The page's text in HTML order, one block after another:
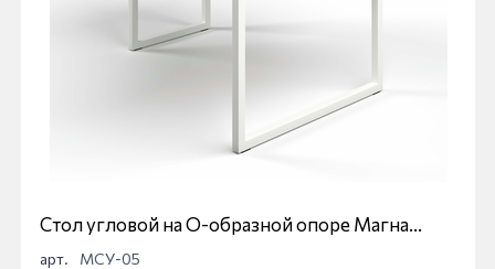
Стол угловой на О-образной опоре Магна
МСУ-05
арт.
МСУ-05